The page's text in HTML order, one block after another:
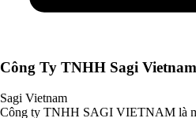
Công Ty TNHH Sagi Vietnam
Sagi Vietnam
Công ty TNHH SAGI VIETNAM là